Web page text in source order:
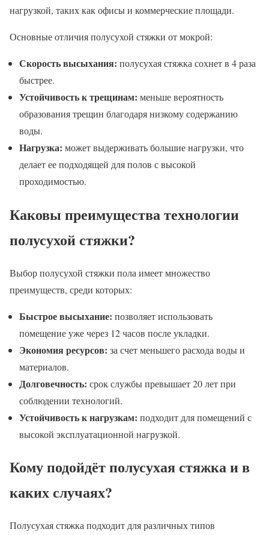
нагрузкой, таких как офисы и коммерческие площади.
Основные отличия полусухой стяжки от мокрой:
Скорость высыхания: полусухая стяжка сохнет в 4 раза
быстрее.
Устойчивость к трещинам: меньше вероятность
образования трещин благодаря низкому содержанию
воды.
Нагрузка: может выдерживать большие нагрузки, что
делает ее подходящей для полов с высокой
проходимостью.
Каковы преимущества технологии
полусухой стяжки?
Выбор полусухой стяжки пола имеет множество
преимуществ, среди которых:
Быстрое высыхание: позволяет использовать
помещение уже через 12 часов после укладки.
Экономия ресурсов: за счет меньшего расхода воды и
материалов.
Долговечность: срок службы превышает 20 лет при
соблюдении технологий.
Устойчивость к нагрузкам: подходит для помещений с
высокой эксплуатационной нагрузкой.
Кому подойдёт полусухая стяжка и в
каких случаях?
Полусухая стяжка подходит для различных типов